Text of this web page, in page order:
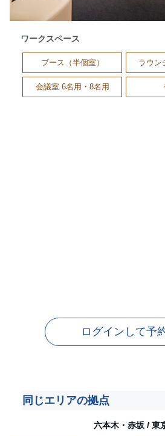
ワークスペース
ブース（半個室） ラウン
会議室 6名用・8名用
ログインして予
同じエリアの拠点
六本木・赤坂 / 東